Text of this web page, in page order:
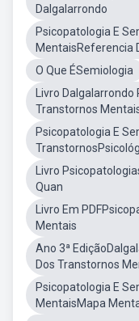
Dalgalarrondo
Psicopatologia E
MentaisReferencia
O Que ÉSemiologia
Livro
Transtornos
Psicopatologia E
Livro
Quan
Livro Em
Mentais
Ano 3ª
Dos Transtornos
Psicopatologia E
MentaisMapa